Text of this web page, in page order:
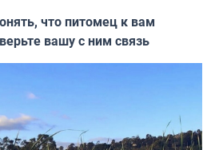
что питомец к вам
вашу с ним связь